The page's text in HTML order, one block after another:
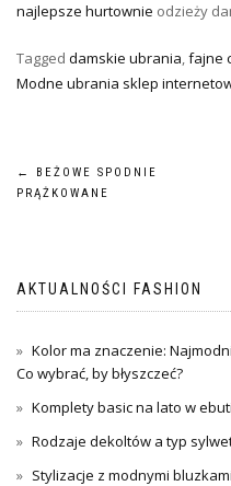
najlepsze hurtownie odzieży
Tagged damskie ubrania,fajne
Modne ubrania sklep
Nawigacja
←
BEŻOWE SPODNIE
PRĄŻKOWANE
AKTUALNOŚCI FASHION
Kolor ma znaczenie:
Co wybrać, by błyszczeć?
Komplety basic na lato w
Rodzaje dekoltów a typ
Stylizacje z modnymi